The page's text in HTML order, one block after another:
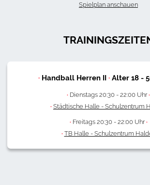
Spielplan anschauen
· Handball Herren II · Alter 18 -
· Dienstags 20:30 - 22:00 Uhr·
·Städtische Halle - Schulzentrum
·Freitags 20:30 - 22:00 Uhr·
· TB Halle - Schulzentrum